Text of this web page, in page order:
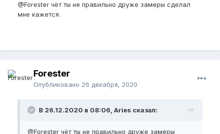
@Forester чёт ты не правильно друже замеры сделал
мне кажется.
Forester
Опубликовано 26 декабря, 2020
В 26.12.2020 в 08:06, Aries сказал:
@Forester чёт ты не правильно друже замеры